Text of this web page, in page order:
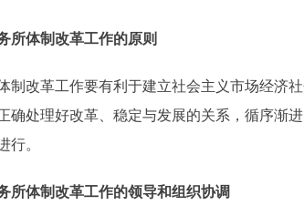
所体制改革工作的原则
改革工作要有利于建立社会主义市场经济社
确处理好改革、稳定与发展的关系，循序渐
行。
所体制改革工作的领导和组织协调